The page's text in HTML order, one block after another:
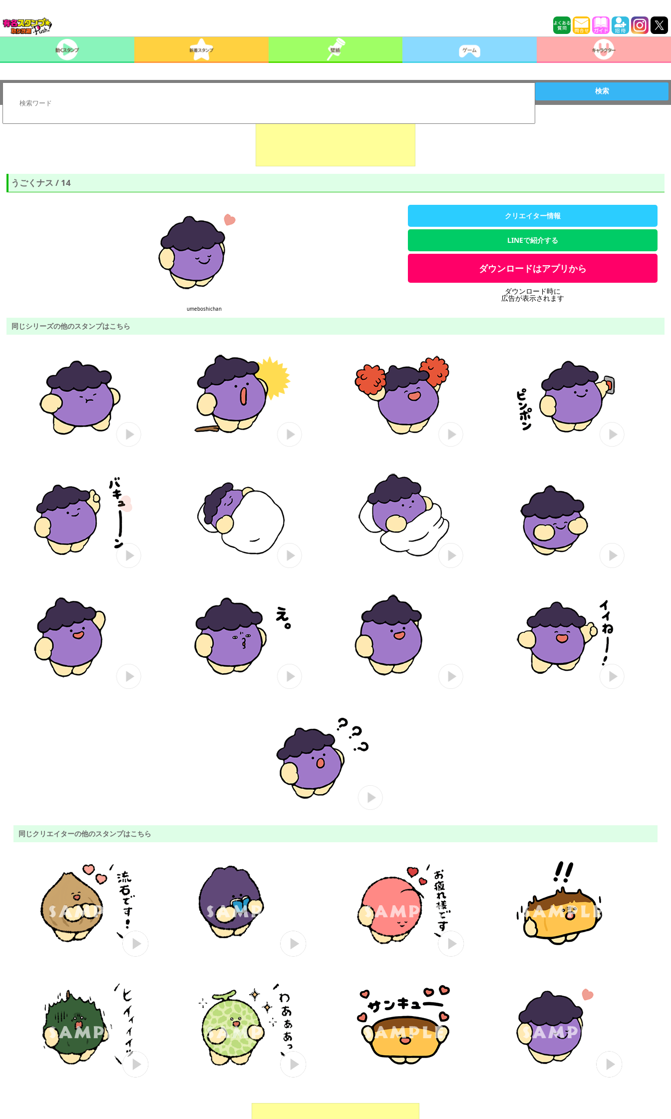
検索
うごくナス / 14
umeboshichan
クリエイター情報
LINEで紹介する
ダウンロードはアプリから
ダウンロード時に
広告が表示されます
同じシリーズの他のスタンプはこちら
同じクリエイターの他のスタンプはこちら